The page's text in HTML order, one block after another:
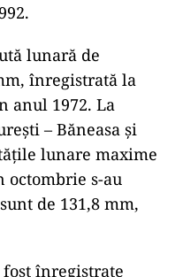
lunară de
înregistrată la
anul 1972. La
– Băneasa şi
lunare maxime
octombrie s-au
de 131,8 mm,
înregistrate